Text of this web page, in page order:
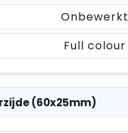
Onbewerkt
Full colour
(60x25mm)